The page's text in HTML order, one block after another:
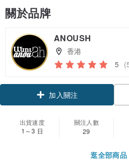
關於品牌
ANOUSH
香港
5
領優惠券
加入關注
出貨速度
1～3 日
關注人數
29
逛全部商品